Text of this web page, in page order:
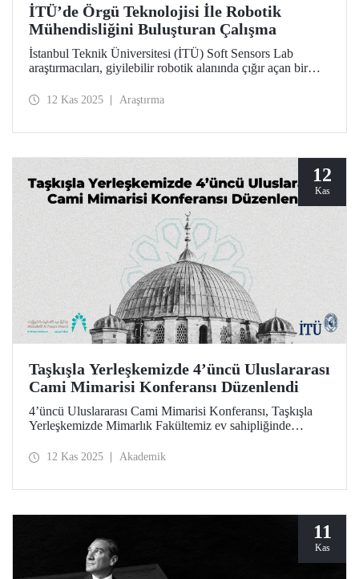
İTÜ’de Örgü Teknolojisi İle Robotik
Mühendisliğini Buluşturan Çalışma
İstanbul Teknik Üniversitesi (İTÜ) Soft Sensors Lab
araştırmacıları, giyilebilir robotik alanında çığır açan bir
12 Kas 2025 Araştırma
12
Kas
Taşkışla Yerleşkemizde 4’üncü Uluslararası
Cami Mimarisi Konferansı Düzenlendi
4’üncü Uluslararası Cami Mimarisi Konferansı, Taşkışla
Yerleşkemizde Mimarlık Fakültemiz ev sahipliğinde
Mimarisi Ödülü iş birliğiyle düzenlenen konferansta miras
12 Kas 2025 Akademik
11
Kas